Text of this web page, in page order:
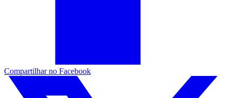
Compartilhar no Facebook